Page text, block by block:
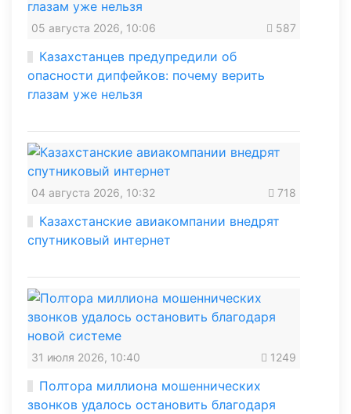
05 августа 2026, 10:06 587
Казахстанцев предупредили об
опасности дипфейков: почему верить
глазам уже нельзя
04 августа 2026, 10:32 718
Казахстанские авиакомпании внедрят
спутниковый интернет
31 июля 2026, 10:40 1249
Полтора миллиона мошеннических
звонков удалось остановить благодаря